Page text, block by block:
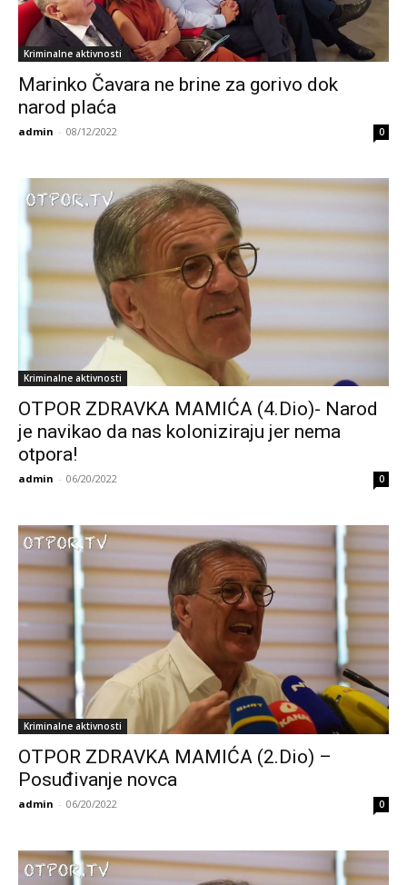
Kriminalne aktivnosti
Marinko Čavara ne brine za gorivo dok
narod plaća
admin - 08/12/2022 0
Kriminalne aktivnosti
OTPOR ZDRAVKA MAMIĆA (4.Dio)- Narod
je navikao da nas koloniziraju jer nema
otpora!
admin - 06/20/2022 0
Kriminalne aktivnosti
OTPOR ZDRAVKA MAMIĆA (2.Dio) –
Posuđivanje novca
admin - 06/20/2022 0